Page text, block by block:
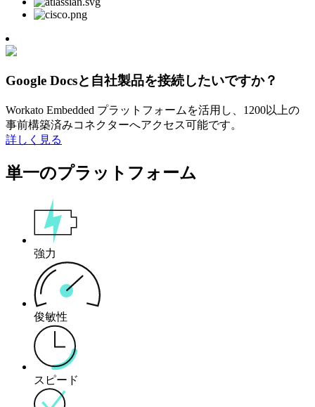
Google Docsと自社製品を接続したいですか？
Workato Embedded プラットフォームを活用し、1200以上の
事前構築済みコネクターへアクセス可能です。
詳しく見る
単一のプラットフォーム
強力
俊敏性
スピード